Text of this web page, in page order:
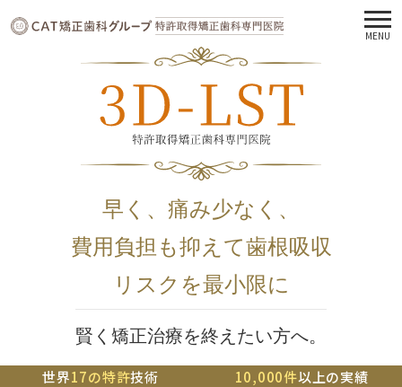
MENU
早く、痛み少なく、
費用負担も抑えて歯根吸収
リスクを最小限に
賢く矯正治療を終えたい方へ。
世界17の特許技術 10,000件以上の実績